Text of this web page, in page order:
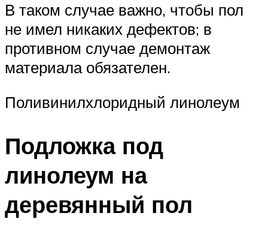
В таком случае важно, чтобы пол
не имел никаких дефектов; в
противном случае демонтаж
материала обязателен.
Поливинилхлоридный линолеум
Подложка под
линолеум на
деревянный пол